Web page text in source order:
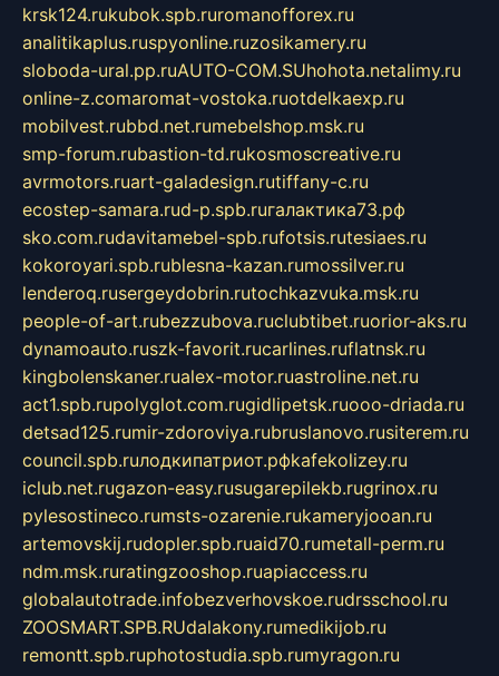
krsk124.rukubok.spb.ruromanofforex.ru
analitikaplus.ruspyonline.ruzosikamery.ru
sloboda-ural.pp.ruAUTO-COM.SUhohota.netalimy.ru
online-z.comaromat-vostoka.ruotdelkaexp.ru
mobilvest.rubbd.net.rumebelshop.msk.ru
smp-forum.rubastion-td.rukosmoscreative.ru
avrmotors.ruart-galadesign.rutiffany-c.ru
ecostep-samara.rud-p.spb.ruгалактика73.рф
sko.com.rudavitamebel-spb.rufotsis.rutesiaes.ru
kokoroyari.spb.rublesna-kazan.rumossilver.ru
lenderoq.rusergeydobrin.rutochkazvuka.msk.ru
people-of-art.rubezzubova.ruclubtibet.ruorior-aks.ru
dynamoauto.ruszk-favorit.rucarlines.ruflatnsk.ru
kingbolenskaner.rualex-motor.ruastroline.net.ru
act1.spb.rupolyglot.com.rugidlipetsk.ruooo-driada.ru
detsad125.rumir-zdoroviya.rubruslanovo.rusiterem.ru
council.spb.ruлодкипатриот.рфkafekolizey.ru
iclub.net.rugazon-easy.rusugarepilekb.rugrinox.ru
pylesostineco.rumsts-ozarenie.rukameryjooan.ru
artemovskij.rudopler.spb.ruaid70.rumetall-perm.ru
ndm.msk.ruratingzooshop.ruapiaccess.ru
globalautotrade.infobezverhovskoe.rudrsschool.ru
ZOOSMART.SPB.RUdalakony.rumedikijob.ru
remontt.spb.ruphotostudia.spb.rumyragon.ru